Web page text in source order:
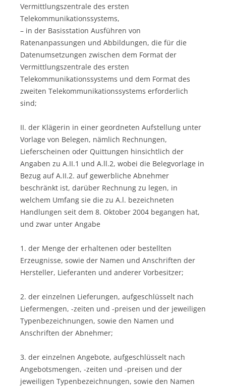
Vermittlungszentrale des ersten
Telekommunikationssystems,
– in der Basisstation Ausführen von
Ratenanpassungen und Abbildungen, die für die
Datenumsetzungen zwischen dem Format der
Vermittlungszentrale des ersten
Telekommunikationssystems und dem Format des
zweiten Telekommunikationssystems erforderlich
sind;
II. der Klägerin in einer geordneten Aufstellung unter
Vorlage von Belegen, nämlich Rechnungen,
Lieferscheinen oder Quittungen hinsichtlich der
Angaben zu A.II.1 und A.ll.2, wobei die Belegvorlage in
Bezug auf A.II.2. auf gewerbliche Abnehmer
beschränkt ist, darüber Rechnung zu legen, in
welchem Umfang sie die zu A.l. bezeichneten
Handlungen seit dem 8. Oktober 2004 begangen hat,
und zwar unter Angabe
1. der Menge der erhaltenen oder bestellten
Erzeugnisse, sowie der Namen und Anschriften der
Hersteller, Lieferanten und anderer Vorbesitzer;
2. der einzelnen Lieferungen, aufgeschlüsselt nach
Liefermengen, -zeiten und -preisen und der jeweiligen
Typenbezeichnungen, sowie den Namen und
Anschriften der Abnehmer;
3. der einzelnen Angebote, aufgeschlüsselt nach
Angebotsmengen, -zeiten und -preisen und der
jeweiligen Typenbezeichnungen, sowie den Namen